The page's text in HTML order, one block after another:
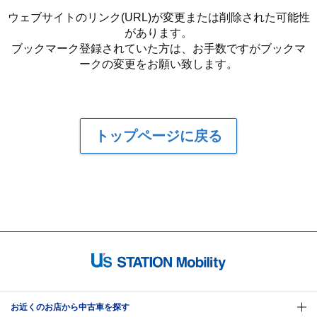
ウェブサイトのリンク(URL)が変更または削除された可能性
があります。
ブックマーク登録されていた方は、お手数ですがブックマ
ークの変更をお願い致します。
トップページに戻る
お近くのお店から中古車を探す